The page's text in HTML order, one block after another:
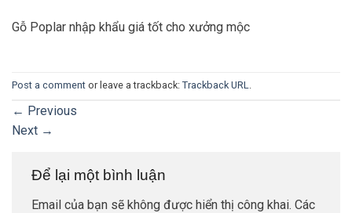
Gỗ Poplar nhập khẩu giá tốt cho xưởng mộc
Post a comment or leave a trackback: Trackback URL.
← Previous
Next →
Để lại một bình luận
Email của bạn sẽ không được hiển thị công khai. Các